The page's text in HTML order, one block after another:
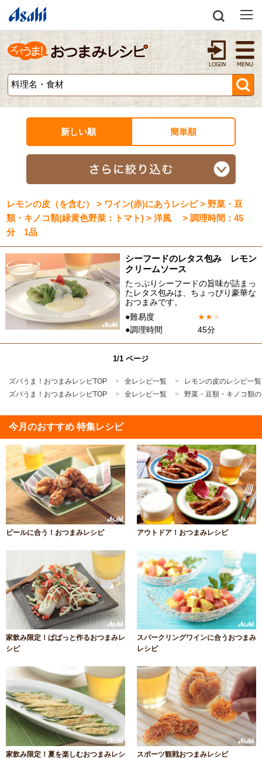
新しい順 簡単順
レモンの皮（を含む） > ワイン(赤)にあうレシピ > 野菜・豆
類・キノコ類(緑黄色野菜：トマト) > 洋風 > 調理時間：45
分 1品
シーフードのレタス包み レモン
クリームソース
たっぷりシーフードの旨味が詰まっ
たレタス包みは、ちょっぴり豪華な
おつまみです。
●難易度
★★★
●調理時間
45分
1/1 ページ
ズバうま！おつまみレシピTOP 全レシピ一覧
レモンの皮のレシピ一覧
ズバうま！おつまみレシピTOP
全レシピ一覧 野菜・豆類・キノコ類
今月のおすすめ 特集レシピ
ビールに合う！おつまみレシピ アウトドア！おつまみレシピ
家飲み限定！ぱぱっと作るおつまみレ
シピ
スパークリングワインに合うおつまみ
レシピ
家飲み限定！夏を楽しむおつまみレシ
スポーツ観戦おつまみレシピ